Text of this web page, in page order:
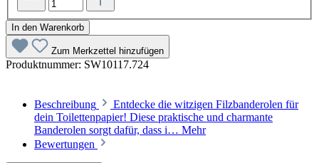
In den Warenkorb
Zum Merkzettel hinzufügen
Produktnummer: SW10117.724
Beschreibung
Entdecke die witzigen Filzbanderolen für
dein Toilettenpapier! Diese praktische und charmante
Banderolen sorgt dafür, dass i… Mehr
Bewertungen